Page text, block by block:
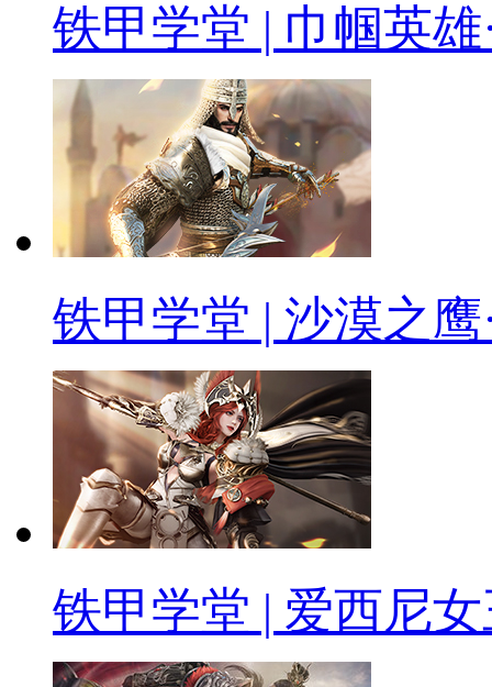
铁甲学堂 | 巾帼英雄
铁甲学堂 | 沙漠之鹰
铁甲学堂 | 爱西尼